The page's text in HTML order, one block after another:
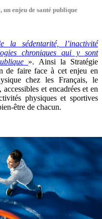
enjeu de santé publique
la sédentarité, l’inactivité
chroniques qui y sont
». Ainsi la Stratégie
de faire face à cet enjeu en
chez les Français, le
et encadrées et en
physiques et sportives
être de chacun.